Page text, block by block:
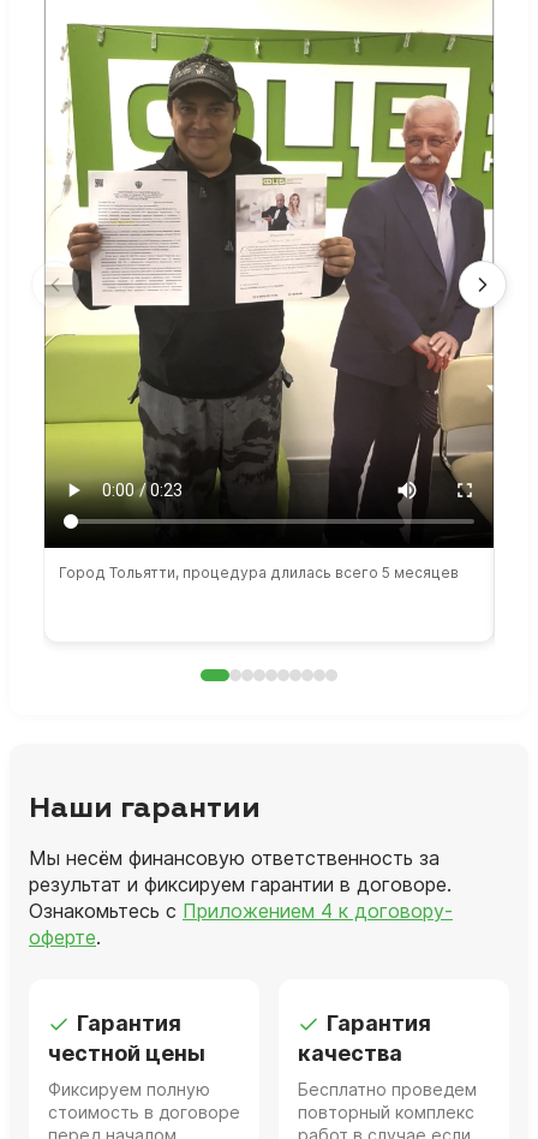
Город Тольятти, процедура длилась всего 5 месяцев
Наши гарантии
Мы несём финансовую ответственность за
результат и фиксируем гарантии в договоре.
Ознакомьтесь с Приложением 4 к договору-
оферте.
Гарантия
честной цены
Фиксируем полную
стоимость в договоре
перед началом
Гарантия
качества
Бесплатно проведем
повторный комплекс
работ в случае если